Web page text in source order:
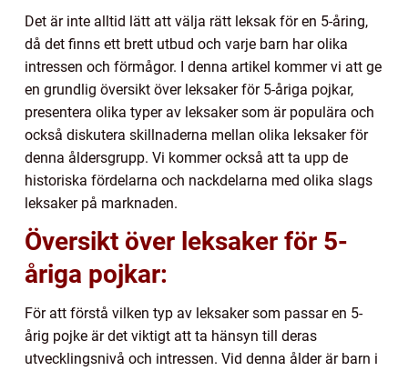
Det är inte alltid lätt att välja rätt leksak för en 5-åring,
då det finns ett brett utbud och varje barn har olika
intressen och förmågor. I denna artikel kommer vi att ge
en grundlig översikt över leksaker för 5-åriga pojkar,
presentera olika typer av leksaker som är populära och
också diskutera skillnaderna mellan olika leksaker för
denna åldersgrupp. Vi kommer också att ta upp de
historiska fördelarna och nackdelarna med olika slags
leksaker på marknaden.
Översikt över leksaker för 5-
åriga pojkar:
För att förstå vilken typ av leksaker som passar en 5-
årig pojke är det viktigt att ta hänsyn till deras
utvecklingsnivå och intressen. Vid denna ålder är barn i